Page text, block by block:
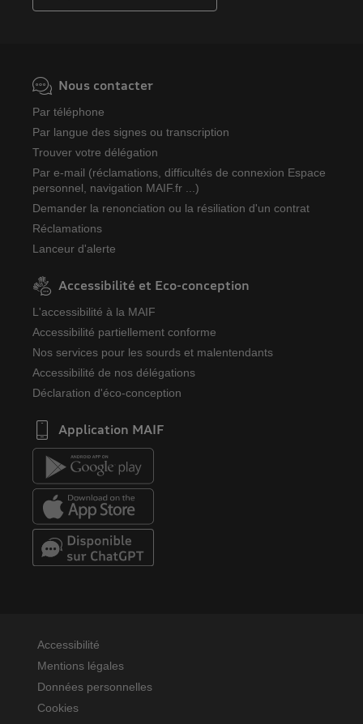
Nous contacter
Par téléphone
Par langue des signes ou transcription
Trouver votre délégation
Par e-mail (réclamations, difficultés de connexion Espace
personnel, navigation MAIF.fr ...)
Demander la renonciation ou la résiliation d'un contrat
Réclamations
Lanceur d'alerte
Accessibilité et Eco-conception
L'accessibilité à la MAIF
Accessibilité partiellement conforme
Nos services pour les sourds et malentendants
Accessibilité de nos délégations
Déclaration d'éco-conception
Application MAIF
Accessibilité
Mentions légales
Données personnelles
Cookies